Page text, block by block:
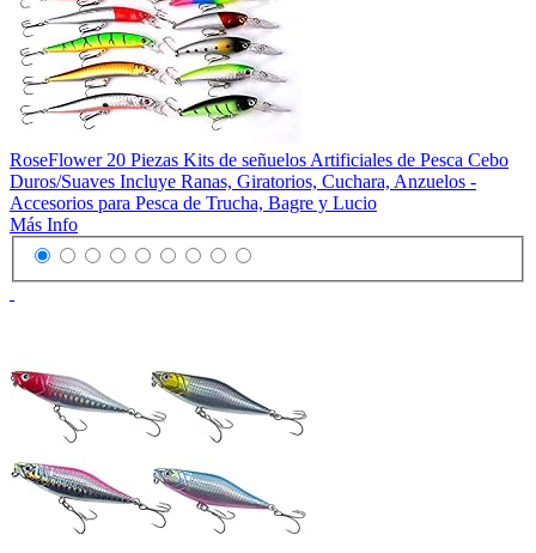
RoseFlower 20 Piezas Kits de señuelos Artificiales de Pesca Cebo
Duros/Suaves Incluye Ranas, Giratorios, Cuchara, Anzuelos -
Accesorios para Pesca de Trucha, Bagre y Lucio
Más Info